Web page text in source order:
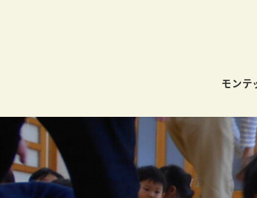
モンテ